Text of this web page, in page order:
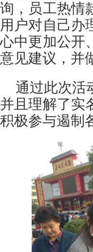
询，员工热情
用户对自己办
心中更加公开
意见建议，并
通过此次活
并且理解了实
积极参与遏制